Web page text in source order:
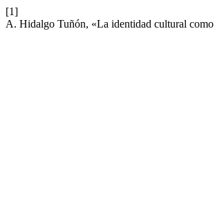
[1]
A. Hidalgo Tuñón, «La identidad cultural